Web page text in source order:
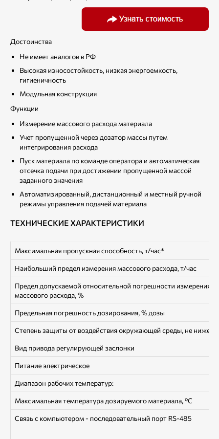
Достоинства
Не имеет аналогов в РФ
Высокая износостойкость, низкая энергоемкость,
гигиеничность
Модульная конструкция
Функции
Измерение массового расхода материала
Учет пропущенной через дозатор массы путем
интегрирования расхода
Пуск материала по команде оператора и автоматическая
отсечка подачи при достижении пропущенной массой
заданного значения
Автоматизированный, дистанционный и местный ручной
режимы управления подачей материала
ТЕХНИЧЕСКИЕ ХАРАКТЕРИСТИКИ
Максимальная пропускная способность, т/час*
Наибольший предел измерения массового расхода, т/час
Предел допускаемой относительной погрешности измерения
массового расхода, %
Предельная погрешность дозирования, % дозы
Степень защиты от воздействия окружающей среды, не ниже
Вид привода регулирующей заслонки
Питание электрическое
Диапазон рабочих температур:
Максимальная температура дозируемого материала, ºС
Связь с компьютером - последовательный порт RS-485